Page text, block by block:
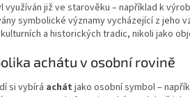
využíván již ve starověku – například k
symbolické významy vycházející z jeho
a historických tradic, nikoli jako
achátu v osobní rovině
si vybírá achát jako osobní symbol –